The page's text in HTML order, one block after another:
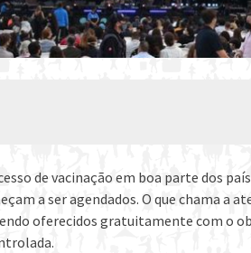
de vacinação em boa parte dos
a ser agendados. O que chama a
oferecidos gratuitamente com o